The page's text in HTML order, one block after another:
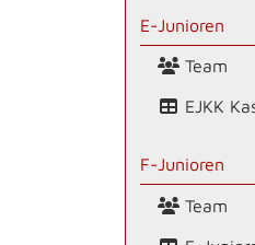
E-Junioren
Team
EJKK
F-Junioren
Team